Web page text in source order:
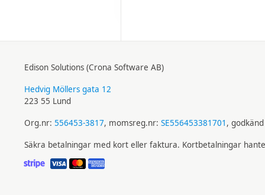
Edison Solutions (Crona Software AB)
Hedvig Möllers gata 12
223 55 Lund
Org.nr: 556453-3817, momsreg.nr: SE556453381701 ,
Säkra betalningar med kort eller faktura. Kortbetalningar